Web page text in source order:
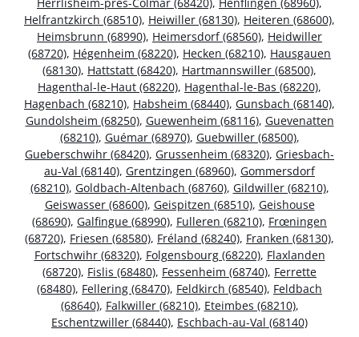
Helfrantzkirch (68510), Heiwiller (68130), Heiteren (68600),
Heimsbrunn (68990), Heimersdorf (68560), Heidwiller
(68720), Hégenheim (68220), Hecken (68210), Hausgauen
(68130), Hattstatt (68420), Hartmannswiller (68500),
Hagenthal-le-Haut (68220), Hagenthal-le-Bas (68220),
Hagenbach (68210), Habsheim (68440), Gunsbach (68140),
Gundolsheim (68250), Guewenheim (68116), Guevenatten
(68210), Guémar (68970), Guebwiller (68500),
Gueberschwihr (68420), Grussenheim (68320), Griesbach-
au-Val (68140), Grentzingen (68960), Gommersdorf
(68210), Goldbach-Altenbach (68760), Gildwiller (68210),
Geiswasser (68600), Geispitzen (68510), Geishouse
(68690), Galfingue (68990), Fulleren (68210), Frœningen
(68720), Friesen (68580), Fréland (68240), Franken (68130),
Fortschwihr (68320), Folgensbourg (68220), Flaxlanden
(68720), Fislis (68480), Fessenheim (68740), Ferrette
(68480), Fellering (68470), Feldkirch (68540), Feldbach
(68640), Falkwiller (68210), Eteimbes (68210),
Eschentzwiller (68440), Eschbach-au-Val (68140)